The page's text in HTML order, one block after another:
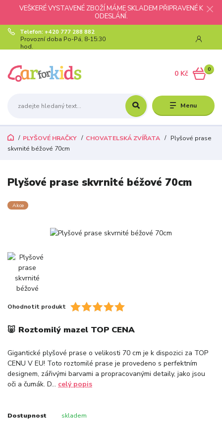
VEŠKERÉ VYSTAVENÉ ZBOŽÍ MÁME SKLADEM PŘIPRAVENÉ K
ODESLÁNÍ.
Menu
Telefon: +420 777 288 882
Provozní doba Po-Pá, 8-15:30
hod.
0
0 Kč
PLYŠOVÉ HRAČKY CHOVATELSKÁ ZVÍŘATA
Plyšové prase
skvrnité béžové 70cm
Plyšové prase skvrnité béžové 70cm
Akce
Ohodnotit produkt
🐷 Roztomilý mazel TOP CENA
Gigantické plyšové prase o velikosti 70 cm je k dispozici za TOP
CENU V EU! Toto roztomilé prase je provedeno s perfektním
designem, zářivými barvami a propracovanými detaily, jako jsou
oči a čumák. D... celý popis
Dostupnost skladem